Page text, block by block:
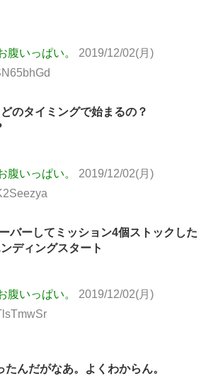
腹いっぱい。
2019/12/02(月)
のタイミングで始まるの？
腹いっぱい。
2019/12/02(月)
バーしてミッション4個ストックした
ディングスタート
腹いっぱい。
2019/12/02(月)
んだがなあ。よくわからん。